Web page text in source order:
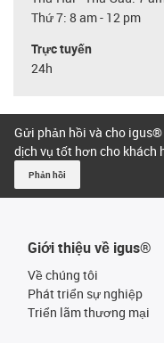
Thứ 7: 8 am - 12 pm
Trực tuyến
24h
Gửi phản hồi và cho
dịch vụ tốt hơn cho khách
Phản hồi
Giới thiệu về igus®
Về chúng tôi
Phát triển sự nghiệp
Triển lãm thương mại